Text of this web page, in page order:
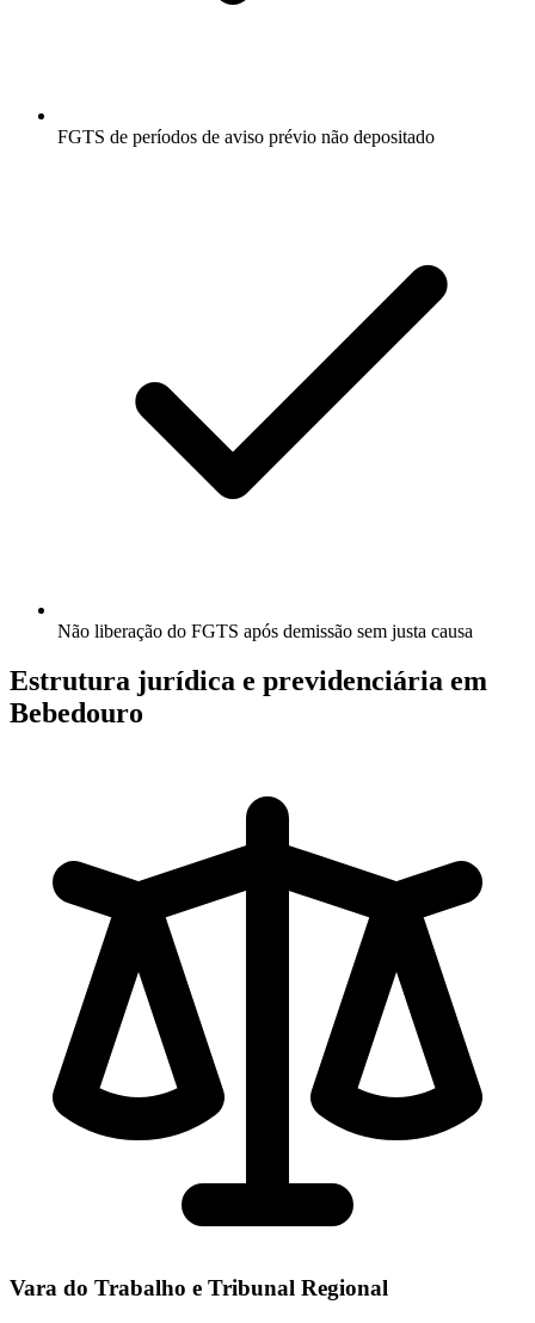
FGTS de períodos de aviso prévio não depositado
Não liberação do FGTS após demissão sem justa causa
Estrutura jurídica e previdenciária em
Bebedouro
Vara do Trabalho e Tribunal Regional